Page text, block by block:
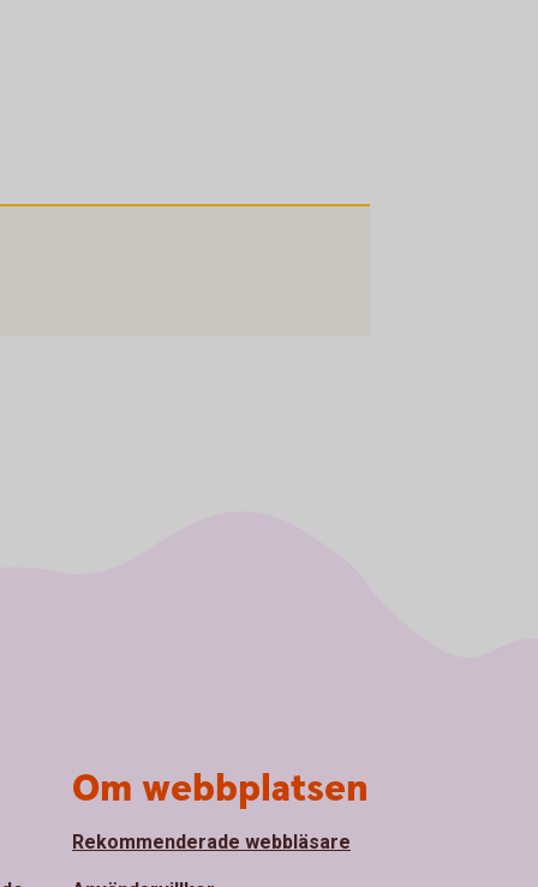
Om webbplatsen
Rekommenderade webbläsare